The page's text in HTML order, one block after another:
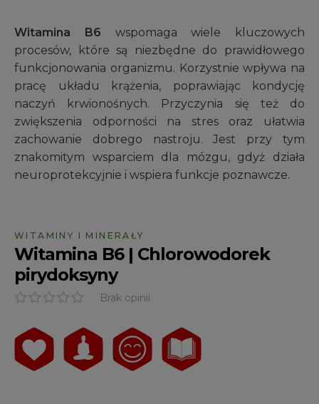
Witamina B6 wspomaga wiele kluczowych
procesów, które są niezbędne do prawidłowego
funkcjonowania organizmu. Korzystnie wpływa na
pracę układu krążenia, poprawiając kondycję
naczyń krwionośnych. Przyczynia się też do
zwiększenia odporności na stres oraz ułatwia
zachowanie dobrego nastroju. Jest przy tym
znakomitym wsparciem dla mózgu, gdyż działa
neuroprotekcyjnie i wspiera funkcje poznawcze.
WITAMINY I MINERAŁY
Witamina B6 | Chlorowodorek
pirydoksyny
Brak opinii